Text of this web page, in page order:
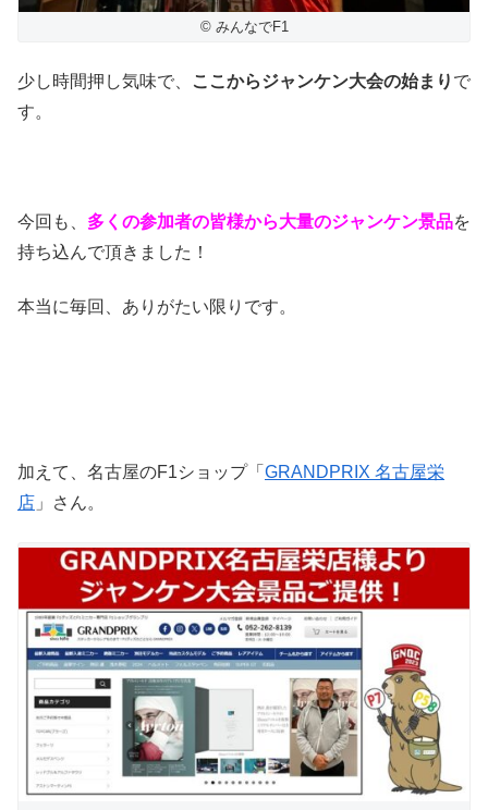
© みんなでF1
少し時間押し気味で、 ここからジャンケン大会の始まり で
す。
今回も、 多くの参加者の皆様から大量のジャンケン景品を
持ち込んで頂きました！
本当に毎回、ありがたい限りです。
加えて、名古屋のF1ショップ「 GRANDPRIX 名古屋栄
店 」さん。